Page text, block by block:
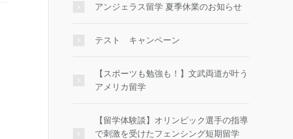
アンジェラス留学 夏季休業のお知らせ
テスト キャンペーン
【スポーツも勉強も！】文武両道が叶う
アメリカ留学
【留学体験談】オリンピック選手の指導
で刺激を受けたフェンシング短期留学